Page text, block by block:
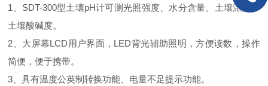
1
SDT-300型土壤pH计可测光照强度、水分含量、土壤温度、
土壤酸碱度。
2 、大屏幕LCD 用户界面， LED背光辅助照明，方便读数，操作
简便，便于携带。
3 、具有温度公英制转换功能、电量不足提示功能。